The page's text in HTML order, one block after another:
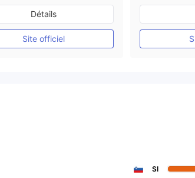
Réglementation de Australie
Market Making (MM)
Etiquette principale MT4
Détails
Site officiel
Market
SI